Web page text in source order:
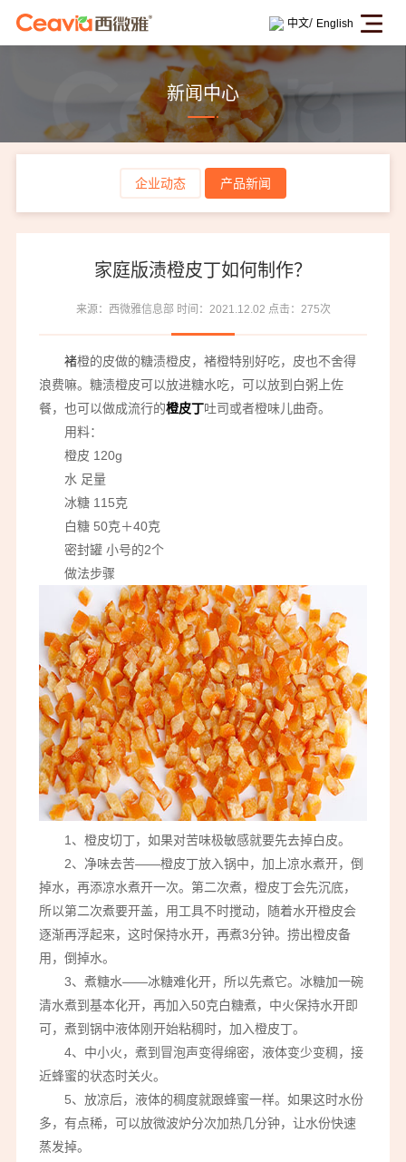
中文/ English
新闻中心
企业动态 产品新闻
家庭版渍橙皮丁如何制作？
来源：西微雅信息部 时间：2021.12.02 点击：275次
褚橙的皮做的糖渍橙皮，褚橙特别好吃，皮也不舍得
浪费嘛。糖渍橙皮可以放进糖水吃，可以放到白粥上佐
餐，也可以做成流行的橙皮丁吐司或者橙味儿曲奇。
用料：
橙皮 120g
水 足量
冰糖 115克
白糖 50克＋40克
密封罐 小号的2个
做法步骤
1、橙皮切丁，如果对苦味极敏感就要先去掉白皮。
2、净味去苦——橙皮丁放入锅中，加上凉水煮开，倒
掉水，再添凉水煮开一次。第二次煮，橙皮丁会先沉底，
所以第二次煮要开盖，用工具不时搅动，随着水开橙皮会
逐渐再浮起来，这时保持水开，再煮3分钟。捞出橙皮备
用，倒掉水。
3、煮糖水——冰糖难化开，所以先煮它。冰糖加一碗
清水煮到基本化开，再加入50克白糖煮，中火保持水开即
可，煮到锅中液体刚开始粘稠时，加入橙皮丁。
4、中小火，煮到冒泡声变得绵密，液体变少变稠，接
近蜂蜜的状态时关火。
5、放凉后，液体的稠度就跟蜂蜜一样。如果这时水份
多，有点稀，可以放微波炉分次加热几分钟，让水份快速
蒸发掉。